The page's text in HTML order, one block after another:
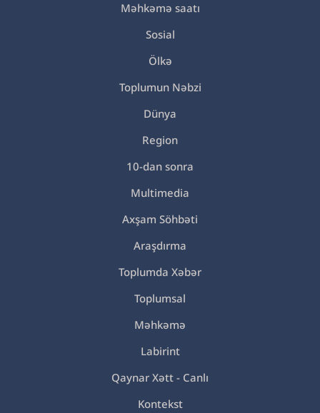
Məhkəmə saatı
Sosial
Ölkə
Toplumun Nəbzi
Dünya
Region
10-dan sonra
Multimedia
Axşam Söhbəti
Araşdırma
Toplumda Xəbər
Toplumsal
Məhkəmə
Labirint
Qaynar Xətt - Canlı
Kontekst